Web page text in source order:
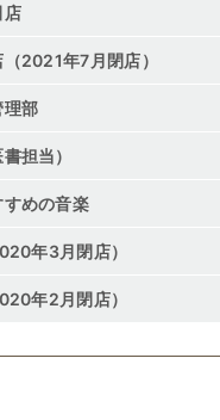
店
2021年7月閉店）
理部
担当）
めの音楽
年3月閉店）
年2月閉店）